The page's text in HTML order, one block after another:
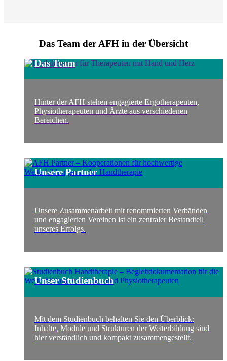
Das Team der AFH in der Übersicht
Das Team
Hinter der AFH stehen engagierte Ergotherapeuten,
Physiotherapeuten und Ärzte aus verschiedenen
Bereichen.
Unsere Partner
Unsere Zusammenarbeit mit renommierten Verbänden
und engagierten Vereinen ist ein zentraler Bestandteil
unseres Erfolgs.
Unser Studienbuch
Mit dem Studienbuch behalten Sie den Überblick:
Inhalte, Module und Strukturen der Weiterbildung sind
hier verständlich und kompakt zusammengestellt.